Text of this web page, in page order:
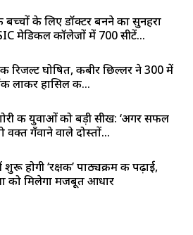
बच्चों के लिए डॉक्टर बनने का सुनहरा
मेडिकल कॉलेजों में 700 सीटें...
रिजल्ट घोषित, कबीर छिल्लर ने 300 में
लाकर हासिल की...
की युवाओं को बड़ी सीख: ‘अगर सफल
वक्त गँवाने वाले दोस्तों...
होगी ‘रक्षक’ पाठ्यक्रम की पढ़ाई,
को मिलेगा मजबूत आधार